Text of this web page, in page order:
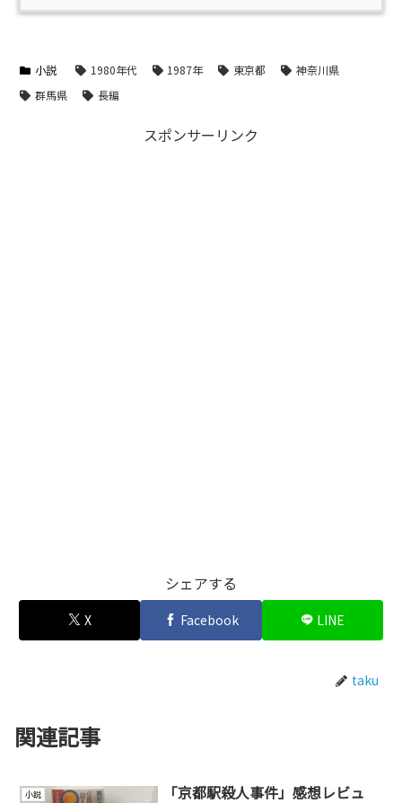
小説 1980年代 1987年 東京都
神奈川県
群馬県
長編
スポンサーリンク
シェアする
X Facebook LINE
taku
関連記事
小説
「京都駅殺人事件」感想レビュ